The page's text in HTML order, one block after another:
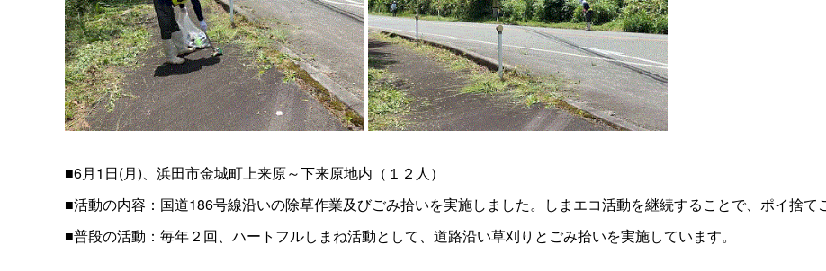
■6月1日(月)、浜田市金城町上来原～下来原地内（１２人）
■活動の内容：国道186号線沿いの除草作業及びごみ拾いを実施しました。しまエコ活動を継続することで、ポイ捨て
■普段の活動：毎年２回、ハートフルしまね活動として、道路沿い草刈りとごみ拾いを実施しています。